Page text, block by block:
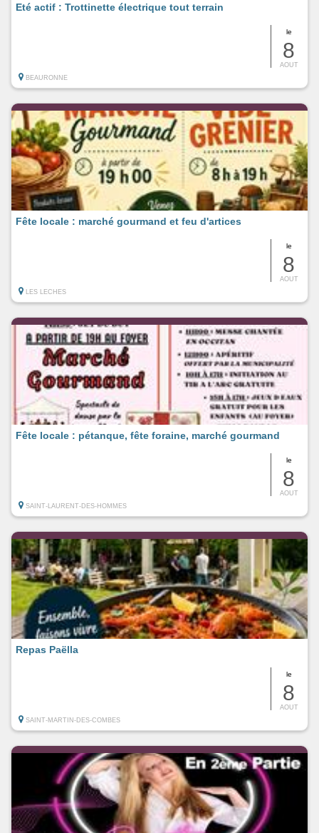
le
8
AOUT
Eté actif : Trottinette électrique tout terrain
BEAURONNE
le
8
AOUT
Fête locale : marché gourmand et feu d'artices
LES LECHES
le
8
AOUT
Fête locale : pétanque, fête foraine, marché gourmand
SAINT-LAURENT-DES-HOMMES
le
8
AOUT
Repas Paëlla
SAINT-MARTIN-DES-COMBES